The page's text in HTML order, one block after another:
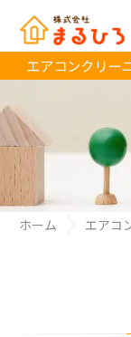
エアコンクリー
ホーム エアコ